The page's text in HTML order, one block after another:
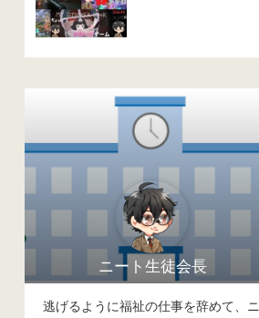
ニート生徒会長
逃げるように福祉の仕事を辞めて、ニ